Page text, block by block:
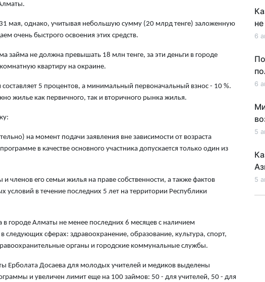
мая, однако, учитывая небольшую сумму (20 млрд тенге) заложенную
очень быстрого освоения этих средств.
займа не должна превышать 18 млн тенге, за эти деньги в городе
квартиру на окраине.
составляет 5 процентов, а минимальный первоначальный взнос - 10 %.
жилье как первичного, так и вторичного рынка жилья.
на момент подачи заявления вне зависимости от возраста
в качестве основного участника допускается только один из
членов его семьи жилья на праве собственности, а также фактов
в течение последних 5 лет на территории Республики
городе Алматы не менее последних 6 месяцев с наличием
следующих сферах: здравоохранение, образование, культура, спорт,
органы и городские коммунальные службы.
Ерболата Досаева для молодых учителей и медиков выделены
и увеличен лимит еще на 100 займов: 50 - для учителей, 50 - для
6
6
5
5